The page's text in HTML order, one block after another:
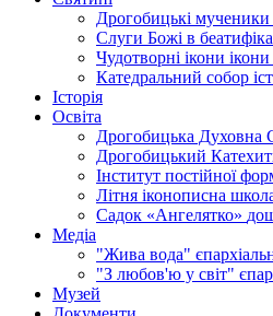
Дрогобицькі мученики
Слуги Божі в
Чудотворні ікони ікони
Катедральний собор
Історія
Освіта
Дрогобицька Духовна
Дрогобицький
Інститут постійної
Літня іконописна
Садок «Ангелятко»
Медіа
"Жива вода"
"З любов'ю у світ"
Музей